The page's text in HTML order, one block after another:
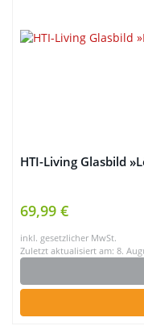
HTI-Living Glasbild
69,99 €
inkl. gesetzlicher MwSt.
Zuletzt aktualisiert am: 8.